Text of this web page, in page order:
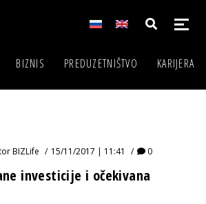
BIZNIS PREDUZETNIŠTVO KARIJERA
BIZLife 15/11/2017 | 11:41 0
investicije i očekivana